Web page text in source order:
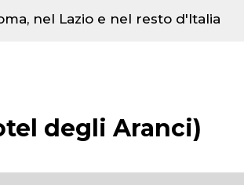
nel Lazio e nel resto d'Italia
degli Aranci)